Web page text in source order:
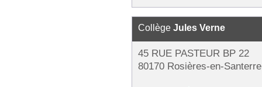
Collège Jules Verne
45 RUE PASTEUR BP 22
80170 Rosières-en-Santerre